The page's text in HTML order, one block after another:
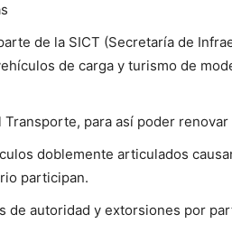
de la SICT (Secretaría de
de carga y turismo de
Transporte, para así poder
doblemente articulados
participan.
de autoridad y extorsiones por